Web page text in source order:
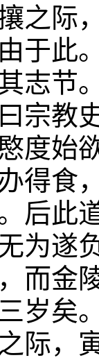
之际
于此
志节
宗教
度始
得食
后此
为遂
而金
岁矣
际，